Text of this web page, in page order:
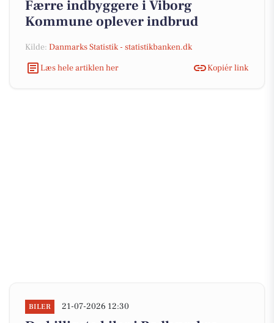
Færre indbyggere i Viborg
Kommune oplever indbrud
Kilde: Danmarks Statistik - statistikbanken.dk
Læs hele artiklen her
Kopiér link
BILER 21-07-2026 12:30